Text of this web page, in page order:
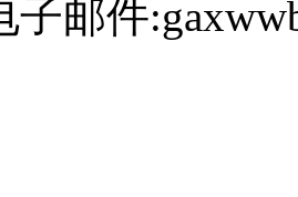
子邮件